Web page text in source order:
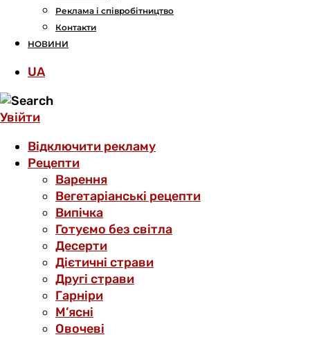
Реклама і співробітництво
Контакти
НОВИНИ
UA
Увійти
Відключити рекламу
Рецепти
Варення
Вегетаріанські рецепти
Випічка
Готуємо без світла
Десерти
Дієтичні страви
Другі страви
Гарніри
М’ясні
Овочеві